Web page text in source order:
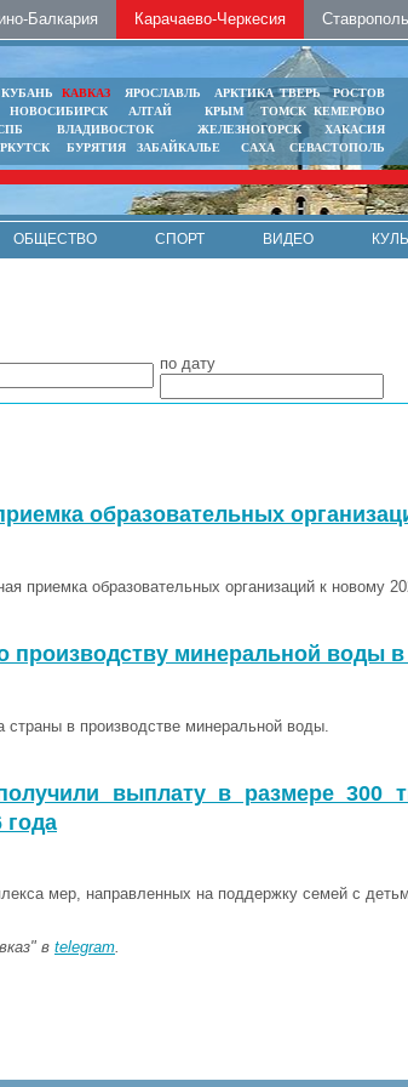
Балкария Карачаево-Черкесия
КУБАНЬ КАВКАЗ ЯРОСЛАВЛЬ АРКТИКА ТВЕРЬ
РОСТОВ
НОВОСИБИРСК АЛТАЙ КРЫМ ТОМСК КЕМЕРОВО
ВЛАДИВОСТОК ЖЕЛЕЗНОГОРСК
ХАКАСИЯ
БУРЯТИЯ ЗАБАЙКАЛЬЕ САХА СЕВАСТОПОЛЬ
ОБЩЕСТВО СПОРТ ВИДЕО
по дату
образовательных
приемка образовательных организаций к новому
производству минеральной воды
в производстве минеральной воды.
выплату в размере 300
года
мер, направленных на поддержку семей с
в telegram.